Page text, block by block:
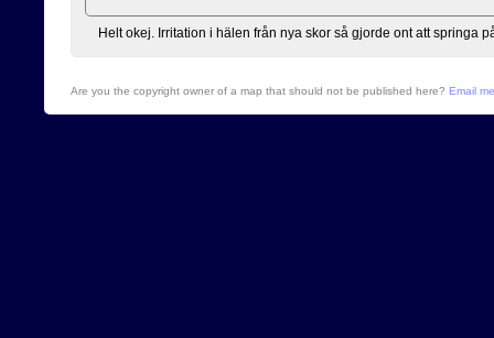
Helt okej. Irritation i hälen från nya skor så gjorde ont att springa
Are you the copyright owner of a map that should not be published here? Email me